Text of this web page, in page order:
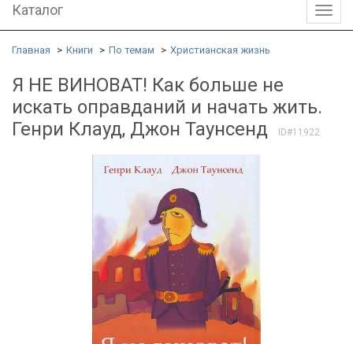
Каталог
Главная Книги По темам Христианская жизнь
Я НЕ ВИНОВАТ! Как больше не
искать оправданий и начать жить.
Генри Клауд, Джон Таунсенд
ID#11922